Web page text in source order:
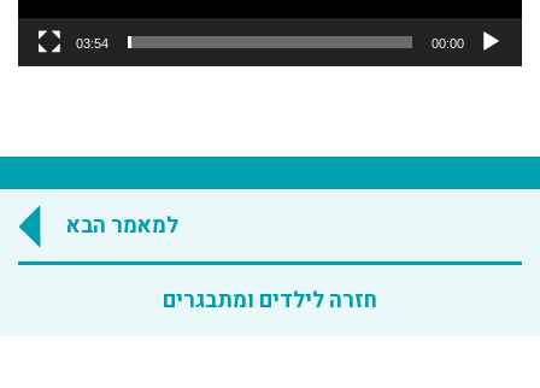
00:00
03:54
חזרה לילדים ומתבגרים
למאמר הבא